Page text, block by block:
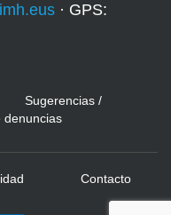
· GPS:
Sugerencias /
denuncias
Contacto